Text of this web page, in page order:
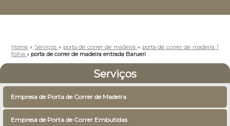
Home » Serviços » porta de correr de madeira » porta de correr de madeira 1
folha» porta de correr de madeira entrada Barueri
Serviços
Empresa de Porta de Correr de Madeira
Empresa de Porta de Correr Embutidas